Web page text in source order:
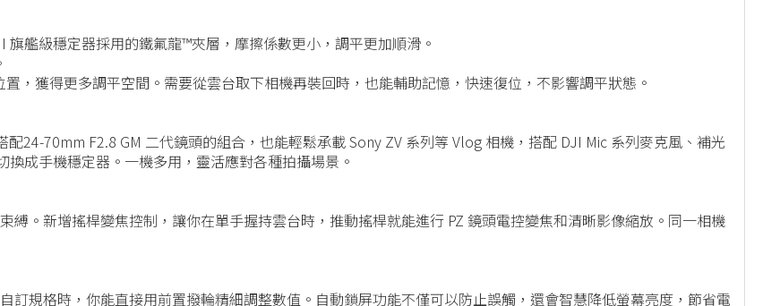
艦級穩定器採用的鐵氟龍™夾層，摩擦係數更小，調平更加順滑。
，獲得更多調平空間。需要從雲台取下相機再裝回時，也能輔助記憶，快速復位，不影響調平狀態。
24-70mm F2.8 GM 二代鏡頭的組合，也能輕鬆承載 Sony ZV 系列等 Vlog 相機，搭配 DJI Mic 系列麥克風、補光
成手機穩定器。一機多用，靈活應對各種拍攝場景。
縛。新增搖桿變焦控制，讓你在單手握持雲台時，推動搖桿就能進行 PZ 鏡頭電控變焦和清晰影像縮放。同一相機
規格時，你能直接用前置撥輪精細調整數值。自動鎖屏功能不僅可以防止誤觸，還會智慧降低螢幕亮度，節省電